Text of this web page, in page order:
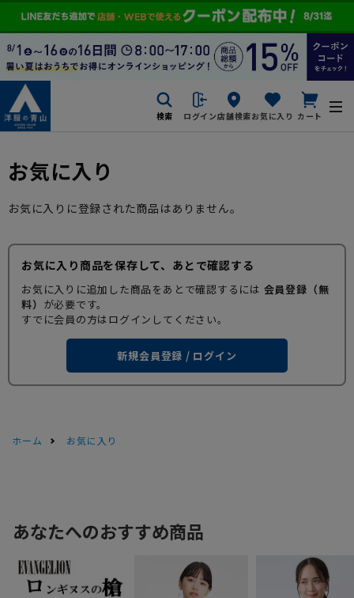
検索 ログイン店舗検索お気に入り カート
お気に入り
お気に入りに登録された商品はありません。
お気に入り商品を保存して、あとで確認する
お気に入りに追加した商品をあとで確認するには 会員登録（無
料） が必要です。
すでに会員の方はログインしてください。
新規会員登録 / ログイン
ホーム お気に入り